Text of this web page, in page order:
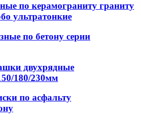
по керамограниту граниту
ультратонкие
по бетону серии
двухрядные
180/230мм
по асфальту